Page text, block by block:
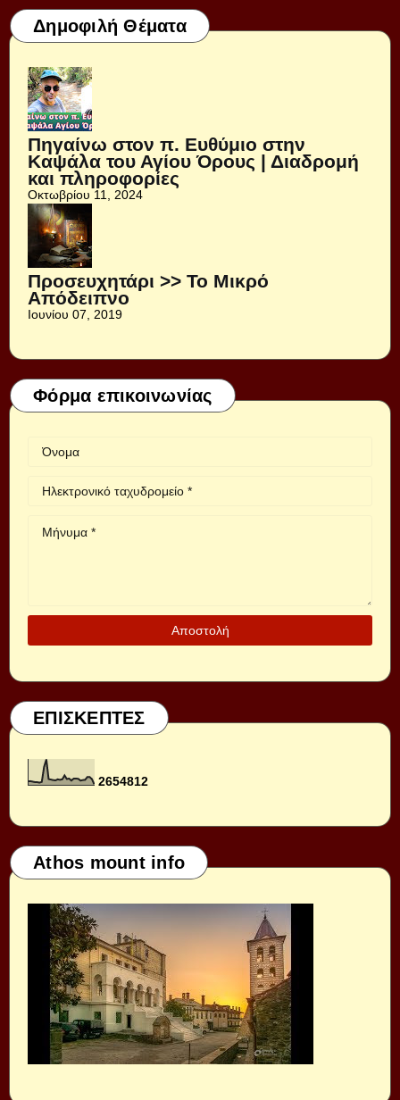
Δημοφιλή Θέματα
Πηγαίνω στον π. Ευθύμιο στην
Καψάλα του Αγίου Όρους | Διαδρομή
και πληροφορίες
Οκτωβρίου 11, 2024
Προσευχητάρι >> Το Μικρό
Απόδειπνο
Ιουνίου 07, 2019
Φόρμα επικοινωνίας
ΕΠΙΣΚΕΠΤΕΣ
2654812
Athos mount info